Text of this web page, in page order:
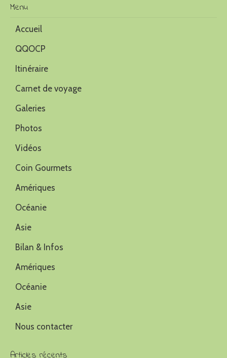
Menu
Accueil
QQOCP
Itinéraire
Carnet de voyage
Galeries
Photos
Vidéos
Coin Gourmets
Amériques
Océanie
Asie
Bilan & Infos
Amériques
Océanie
Asie
Nous contacter